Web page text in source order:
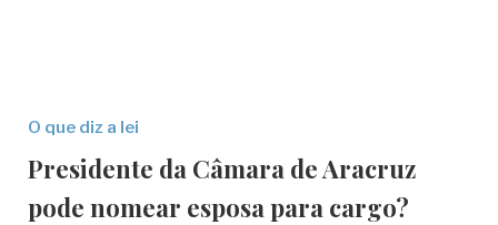
O que diz a lei
Presidente da Câmara de Aracruz
pode nomear esposa para cargo?